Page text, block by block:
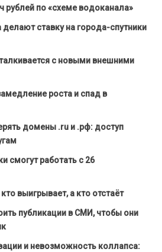
рублей по «схеме водоканала»
делают ставку на города-спутники
с новыми внешними
роста и спад в
домены .ru и .рф: доступ
смогут работать с 26
выигрывает, а кто отстаёт
публикации в СМИ, чтобы они
и невозможность коллапса: